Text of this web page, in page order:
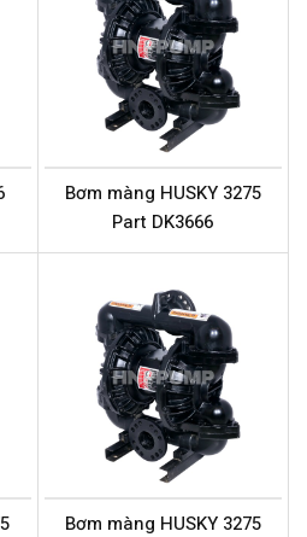
Bơm màng HUSKY 3275
Part DK3666
Bơm màng HUSKY 3275